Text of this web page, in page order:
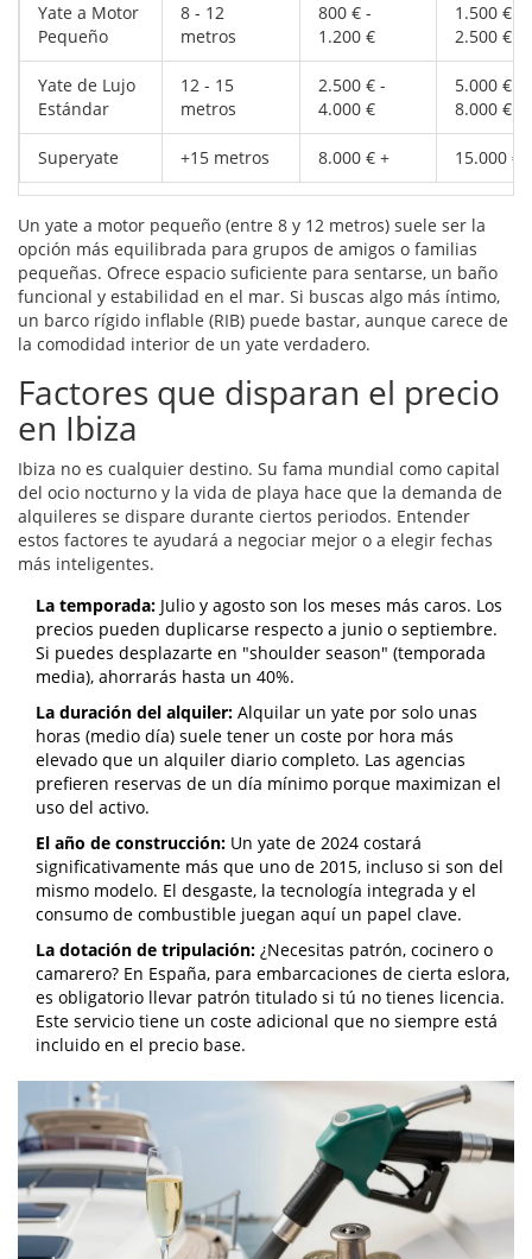
Yate a Motor
Pequeño
8 - 12
metros
800 € -
1.200 €
1.500 € -
2.500 €
Yate de Lujo
Estándar
12 - 15
metros
2.500 € -
4.000 €
5.000 € -
8.000 €
Superyate +15 metros 8.000 € + 15.000 €
Un yate a motor pequeño (entre 8 y 12 metros) suele ser la
opción más equilibrada para grupos de amigos o familias
pequeñas. Ofrece espacio suficiente para sentarse, un baño
funcional y estabilidad en el mar. Si buscas algo más íntimo,
un barco rígido inflable (RIB) puede bastar, aunque carece de
la comodidad interior de un yate verdadero.
Factores que disparan el precio
en Ibiza
Ibiza no es cualquier destino. Su fama mundial como capital
del ocio nocturno y la vida de playa hace que la demanda de
alquileres se dispare durante ciertos periodos. Entender
estos factores te ayudará a negociar mejor o a elegir fechas
más inteligentes.
La temporada: Julio y agosto son los meses más caros. Los
precios pueden duplicarse respecto a junio o septiembre.
Si puedes desplazarte en "shoulder season" (temporada
media), ahorrarás hasta un 40%.
La duración del alquiler: Alquilar un yate por solo unas
horas (medio día) suele tener un coste por hora más
elevado que un alquiler diario completo. Las agencias
prefieren reservas de un día mínimo porque maximizan el
uso del activo.
El año de construcción: Un yate de 2024 costará
significativamente más que uno de 2015, incluso si son del
mismo modelo. El desgaste, la tecnología integrada y el
consumo de combustible juegan aquí un papel clave.
La dotación de tripulación: ¿Necesitas patrón, cocinero o
camarero? En España, para embarcaciones de cierta eslora,
es obligatorio llevar patrón titulado si tú no tienes licencia.
Este servicio tiene un coste adicional que no siempre está
incluido en el precio base.